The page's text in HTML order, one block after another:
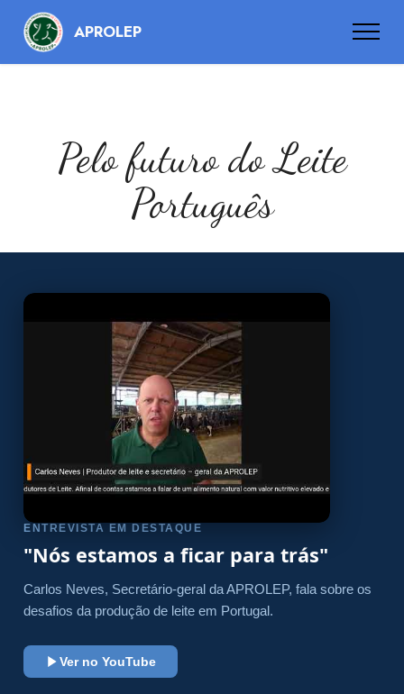
APROLEP
Pelo futuro do Leite
Português
ENTREVISTA EM DESTAQUE
"Nós estamos a ficar para trás"
Carlos Neves, Secretário-geral da APROLEP, fala sobre os
desafios da produção de leite em Portugal.
Ver no YouTube